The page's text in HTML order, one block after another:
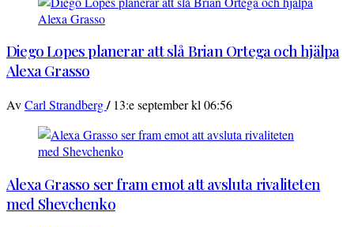
Diego Lopes planerar att slå Brian Ortega och hjälpa
Alexa Grasso
AvCarl Strandberg/ 13:e september kl 06:56
Alexa Grasso ser fram emot att avsluta rivaliteten
med Shevchenko